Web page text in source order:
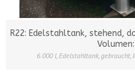
R22: Edelstahltank, stehend,
6.000 l,Edelstahltank,gebraucht,